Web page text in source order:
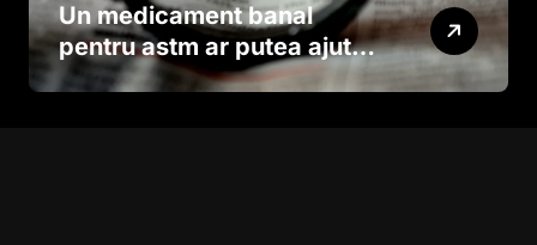
Un medicament banal
pentru astm ar putea ajuta
în lupta împotriva